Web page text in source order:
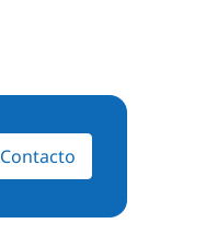
Contacto